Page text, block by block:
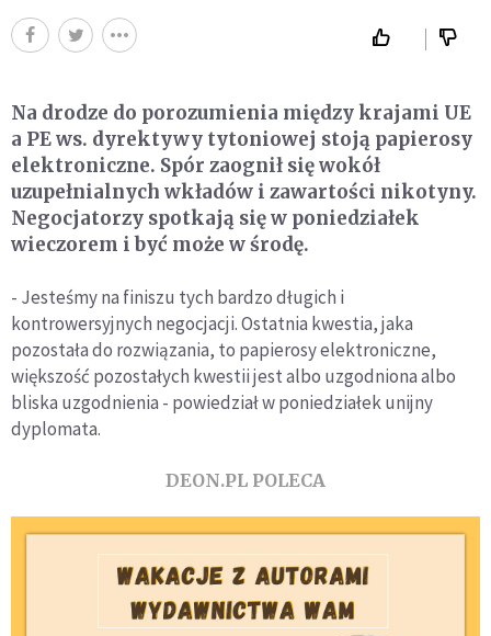
Na drodze do porozumienia między krajami UE
a PE ws. dyrektywy tytoniowej stoją papierosy
elektroniczne. Spór zaognił się wokół
uzupełnialnych wkładów i zawartości nikotyny.
Negocjatorzy spotkają się w poniedziałek
wieczorem i być może w środę.
- Jesteśmy na finiszu tych bardzo długich i
kontrowersyjnych negocjacji. Ostatnia kwestia, jaka
pozostała do rozwiązania, to papierosy elektroniczne,
większość pozostałych kwestii jest albo uzgodniona albo
bliska uzgodnienia - powiedział w poniedziałek unijny
dyplomata.
DEON.PL POLECA